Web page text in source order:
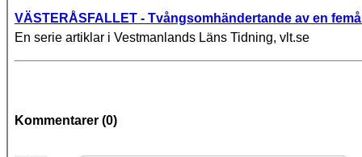
VÄSTERÅSFALLET - Tvångsomhändertande av en
En serie artiklar i Vestmanlands Läns Tidning, vlt.se
Kommentarer (0)